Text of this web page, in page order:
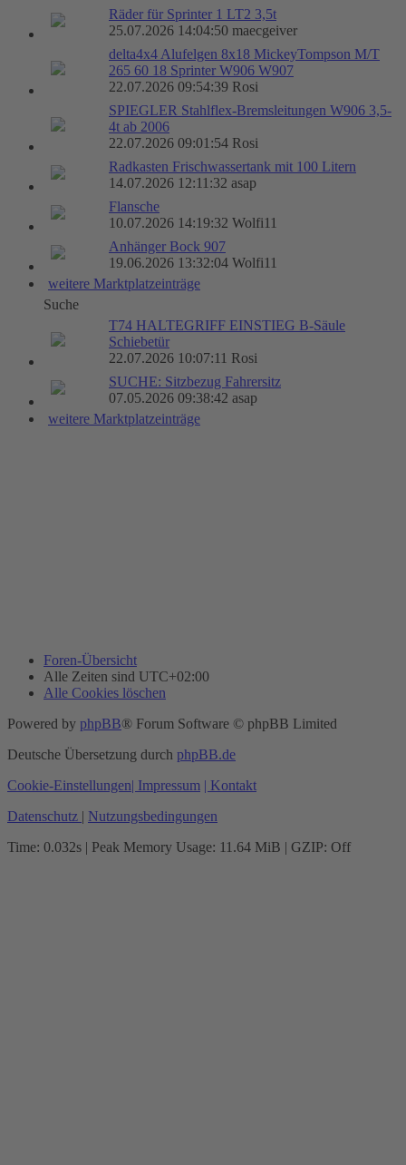
Räder für Sprinter 1 LT2 3,5t
25.07.2026 14:04:50 maecgeiver
delta4x4 Alufelgen 8x18 MickeyTompson M/T
265 60 18 Sprinter W906 W907
22.07.2026 09:54:39 Rosi
SPIEGLER Stahlflex-Bremsleitungen W906 3,5-
4t ab 2006
22.07.2026 09:01:54 Rosi
Radkasten Frischwassertank mit 100 Litern
14.07.2026 12:11:32 asap
Flansche
10.07.2026 14:19:32 Wolfi11
Anhänger Bock 907
19.06.2026 13:32:04 Wolfi11
weitere Marktplatzeinträge
Suche
T74 HALTEGRIFF EINSTIEG B-Säule
Schiebetür
22.07.2026 10:07:11 Rosi
SUCHE: Sitzbezug Fahrersitz
07.05.2026 09:38:42 asap
weitere Marktplatzeinträge
Foren-Übersicht
Alle Zeiten sind UTC+02:00
Alle Cookies löschen
Powered by phpBB® Forum Software © phpBB Limited
Deutsche Übersetzung durch phpBB.de
Cookie-Einstellungen| Impressum | Kontakt
Datenschutz | Nutzungsbedingungen
Time: 0.032s | Peak Memory Usage: 11.64 MiB | GZIP: Off